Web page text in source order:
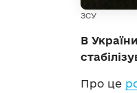
ЗСУ
В
Про це